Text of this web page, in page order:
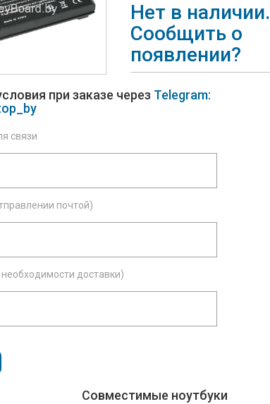
Нет в наличии.
Сообщить о
появлении?
при заказе через Telegram:
связи
почтой)
доставки)
Совместимые ноутбуки